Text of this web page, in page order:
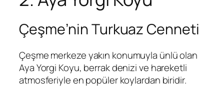
Çeşme’nin Turkuaz Cenneti
Çeşme merkeze yakın konumuyla ünlü olan
Aya Yorgi Koyu, berrak denizi ve hareketli
atmosferiyle en popüler koylardan biridir.